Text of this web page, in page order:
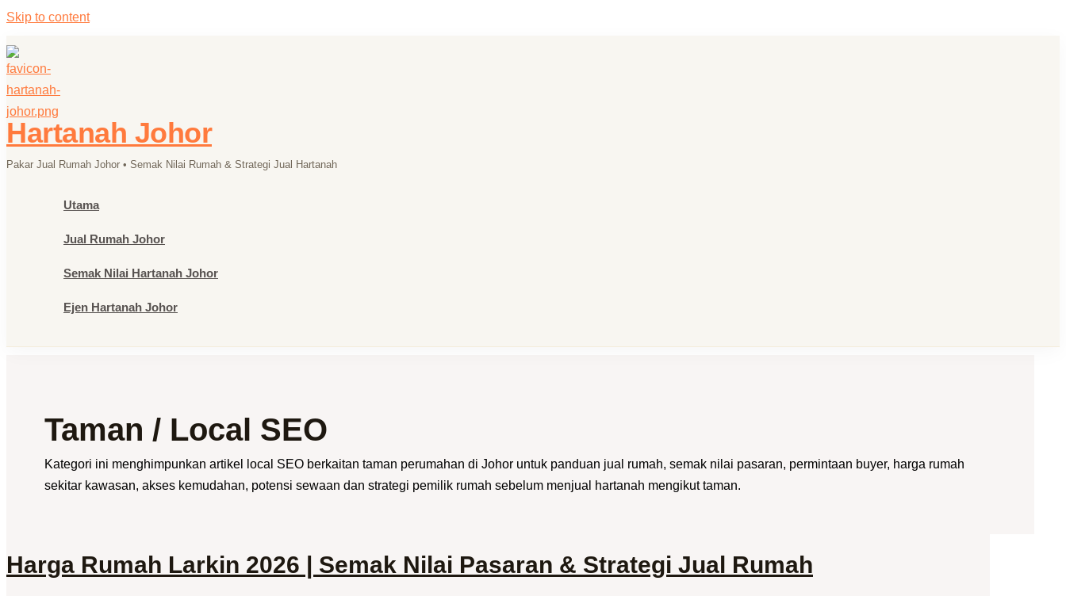
Skip to content
Hartanah Johor
Pakar Jual Rumah Johor • Semak Nilai Rumah & Strategi Jual Hartanah
Utama
Jual Rumah Johor
Semak Nilai Hartanah Johor
Ejen Hartanah Johor
Taman / Local SEO
Kategori ini menghimpunkan artikel local SEO berkaitan taman perumahan di Johor untuk panduan jual rumah, semak nilai pasaran, permintaan buyer, harga rumah
sekitar kawasan, akses kemudahan, potensi sewaan dan strategi pemilik rumah sebelum menjual hartanah mengikut taman.
Harga Rumah Larkin 2026 | Semak Nilai Pasaran & Strategi Jual Rumah